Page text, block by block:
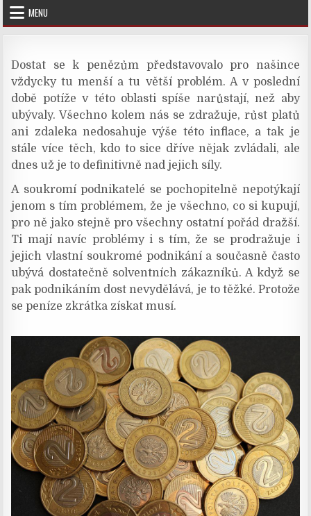
Skip
content
MENU
Dostat se k penězům představovalo pro našince
vždycky tu menší a tu větší problém. A v poslední
době potíže v této oblasti spíše narůstají, než aby
ubývaly. Všechno kolem nás se zdražuje, růst platů
ani zdaleka nedosahuje výše této inflace, a tak je
stále více těch, kdo to sice dříve nějak zvládali, ale
dnes už je to definitivně nad jejich síly.
A soukromí podnikatelé se pochopitelně nepotýkají
jenom s tím problémem, že je všechno, co si kupují,
pro ně jako stejně pro všechny ostatní pořád dražší.
Ti mají navíc problémy i s tím, že se prodražuje i
jejich vlastní soukromé podnikání a současně často
ubývá dostatečně solventních zákazníků. A když se
pak podnikáním dost nevydělává, je to těžké. Protože
se peníze zkrátka získat musí.